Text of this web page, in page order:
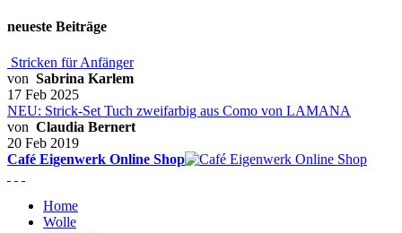
neueste Beiträge
Stricken für Anfänger
von Sabrina Karlem
17 Feb 2025
NEU: Strick-Set Tuch zweifarbig aus Como von LAMANA
von Claudia Bernert
20 Feb 2019
Café Eigenwerk Online Shop
Home
Wolle